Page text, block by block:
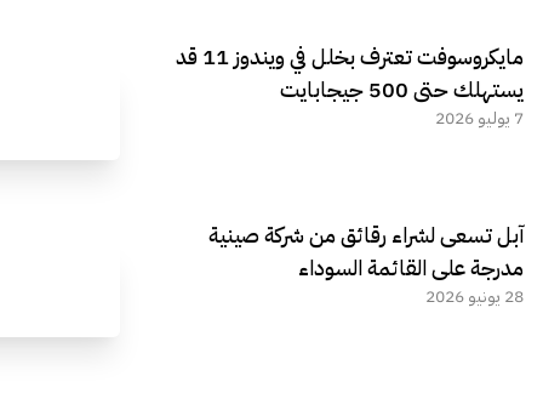
مايكروسوفت تعترف بخلل في ويندوز 11 قد
يستهلك حتى 500 جيجابايت
7 يوليو 2026
آبل تسعى لشراء رقائق من شركة صينية
مدرجة على القائمة السوداء
28 يونيو 2026